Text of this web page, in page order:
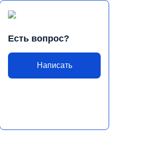
Есть вопрос?
Написать